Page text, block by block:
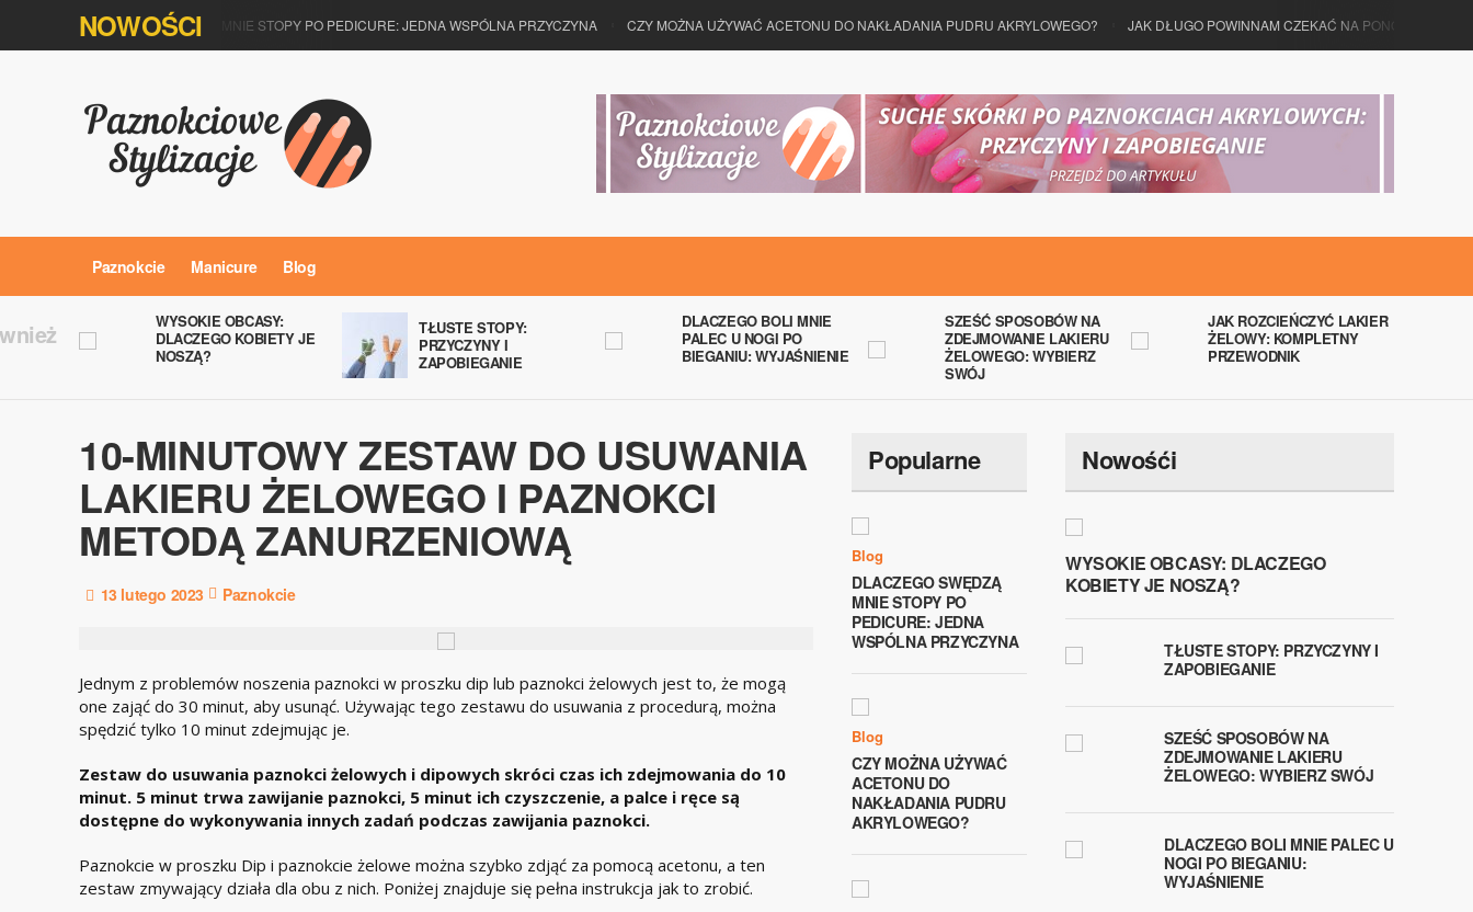
NOWOŚCI
DLACZEGO SWĘDZĄ MNIE STOPY PO PEDICURE: JEDNA WSPÓLNA PRZYCZYNA CZY MOŻNA UŻYWAĆ ACETONU DO NAKŁADANIA PUDRU AKRYLOWEGO? JAK DŁUGO POWINNAM CZEKAĆ NA PONOWNE
Paznokcie Manicure Blog
WYSOKIE OBCASY:
DLACZEGO KOBIETY JE
NOSZĄ?
TŁUSTE STOPY:
PRZYCZYNY I
ZAPOBIEGANIE
DLACZEGO BOLI MNIE
PALEC U NOGI PO
BIEGANIU: WYJAŚNIENIE
SZEŚĆ SPOSOBÓW NA
ZDEJMOWANIE LAKIERU
ŻELOWEGO: WYBIERZ
SWÓJ
JAK ROZCIEŃCZYĆ LAKIER
ŻELOWY: KOMPLETNY
PRZEWODNIK
10-MINUTOWY ZESTAW DO USUWANIA
LAKIERU ŻELOWEGO I PAZNOKCI
METODĄ ZANURZENIOWĄ
13 lutego 2023 Paznokcie
Jednym z problemów noszenia paznokci w proszku dip lub paznokci żelowych jest to, że mogą
one zająć do 30 minut, aby usunąć. Używając tego zestawu do usuwania z procedurą, można
spędzić tylko 10 minut zdejmując je.
Zestaw do usuwania paznokci żelowych i dipowych skróci czas ich zdejmowania do 10
minut. 5 minut trwa zawijanie paznokci, 5 minut ich czyszczenie, a palce i ręce są
dostępne do wykonywania innych zadań podczas zawijania paznokci.
Paznokcie w proszku Dip i paznokcie żelowe można szybko zdjąć za pomocą acetonu, a ten
zestaw zmywający działa dla obu z nich. Poniżej znajduje się pełna instrukcja jak to zrobić.
Popularne
Blog
DLACZEGO SWĘDZĄ
MNIE STOPY PO
PEDICURE: JEDNA
WSPÓLNA PRZYCZYNA
Blog
CZY MOŻNA UŻYWAĆ
ACETONU DO
NAKŁADANIA PUDRU
AKRYLOWEGO?
Nowośći
WYSOKIE OBCASY: DLACZEGO
KOBIETY JE NOSZĄ?
TŁUSTE STOPY: PRZYCZYNY I
ZAPOBIEGANIE
SZEŚĆ SPOSOBÓW NA
ZDEJMOWANIE LAKIERU
ŻELOWEGO: WYBIERZ SWÓJ
DLACZEGO BOLI MNIE PALEC U
NOGI PO BIEGANIU:
WYJAŚNIENIE